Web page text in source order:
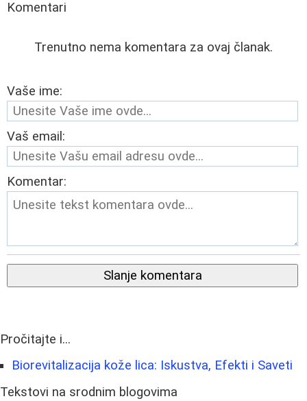
Komentari
Trenutno nema komentara za ovaj članak.
Vaše ime:
Vaš email:
Komentar:
Slanje komentara
Pročitajte i...
Biorevitalizacija kože lica: Iskustva, Efekti i Saveti
Tekstovi na srodnim blogovima